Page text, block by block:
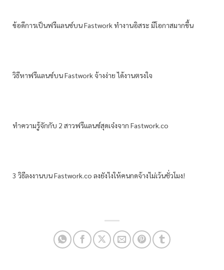
ข้อดีการเป็นฟรีแลนซ์บน Fastwork ทำงานอิสระ มีโอกาสมากขึ้น
วิธีหาฟรีแลนซ์บน Fastwork จ้างง่าย ได้งานตรงใจ
ทำความรู้จักกับ 2 สาวฟรีแลนซ์สุดเจ๋งจาก Fastwork.co
3 วิธีลงงานบน Fastwork.co ลงยังไงให้คนกดจ้างไม่เว้นชั่วโมง!